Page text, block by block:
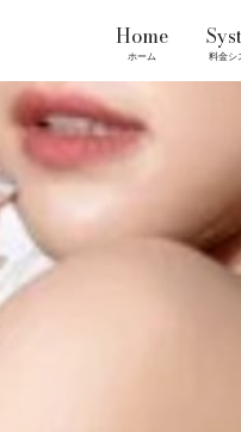
Home
ホーム 料金シ